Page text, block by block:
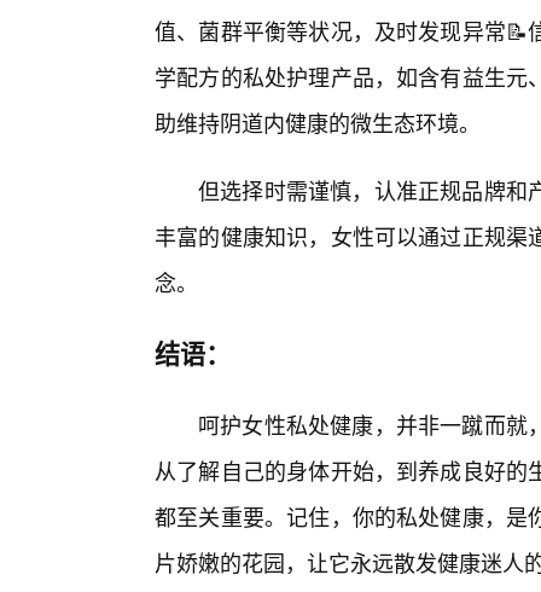
值、菌群平衡等状况，及时发现异常
学配方的私处护理产品，如含有益生
助维持阴道内健康的微生态环境。
但选择时需谨慎，认准正规品牌和
丰富的健康知识，女性可以通过正规
念。
结语：
呵护女性私处健康，并非一蹴而
从了解自己的身体开始，到养成良好
都至关重要。记住，你的私处健康，
片娇嫩的花园，让它永远散发健康迷人